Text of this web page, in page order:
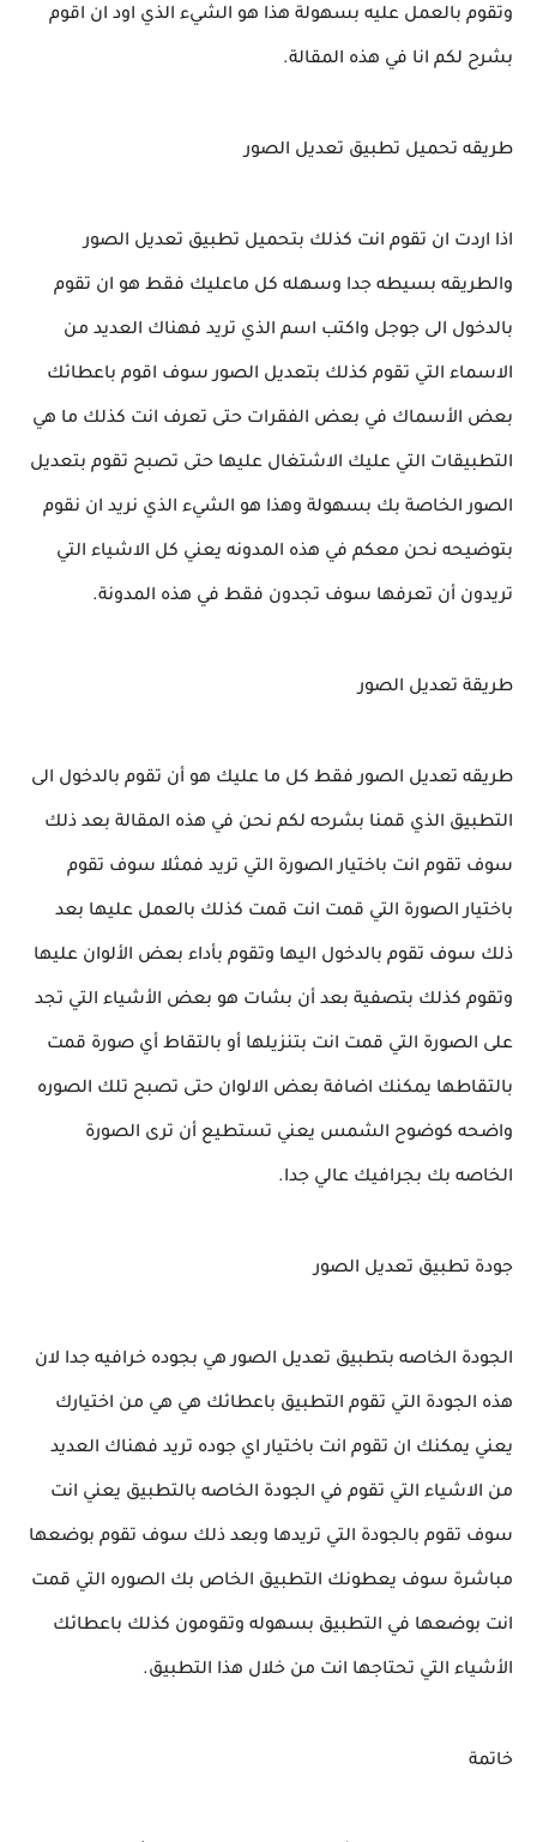
وتقوم بالعمل عليه بسهولة هذا هو الشيء الذي اود ان اقوم
بشرح لكم انا في هذه المقالة.
طريقه تحميل تطبيق تعديل الصور
اذا اردت ان تقوم انت كذلك بتحميل تطبيق تعديل الصور
والطريقه بسيطه جدا وسهله كل ماعليك فقط هو ان تقوم
بالدخول الى جوجل واكتب اسم الذي تريد فهناك العديد من
الاسماء التي تقوم كذلك بتعديل الصور سوف اقوم باعطائك
بعض الأسماك في بعض الفقرات حتى تعرف انت كذلك ما هي
التطبيقات التي عليك الاشتغال عليها حتى تصبح تقوم بتعديل
الصور الخاصة بك بسهولة وهذا هو الشيء الذي نريد ان نقوم
بتوضيحه نحن معكم في هذه المدونه يعني كل الاشياء التي
تريدون أن تعرفها سوف تجدون فقط في هذه المدونة.
طريقة تعديل الصور
طريقه تعديل الصور فقط كل ما عليك هو أن تقوم بالدخول الى
التطبيق الذي قمنا بشرحه لكم نحن في هذه المقالة بعد ذلك
سوف تقوم انت باختيار الصورة التي تريد فمثلا سوف تقوم
باختيار الصورة التي قمت انت قمت كذلك بالعمل عليها بعد
ذلك سوف تقوم بالدخول اليها وتقوم بأداء بعض الألوان عليها
وتقوم كذلك بتصفية بعد أن بشات هو بعض الأشياء التي تجد
على الصورة التي قمت انت بتنزيلها أو بالتقاط أي صورة قمت
بالتقاطها يمكنك اضافة بعض الالوان حتى تصبح تلك الصوره
واضحه كوضوح الشمس يعني تستطيع أن ترى الصورة
الخاصه بك بجرافيك عالي جدا.
جودة تطبيق تعديل الصور
الجودة الخاصه بتطبيق تعديل الصور هي بجوده خرافيه جدا لان
هذه الجودة التي تقوم التطبيق باعطائك هي هي من اختيارك
يعني يمكنك ان تقوم انت باختيار اي جوده تريد فهناك العديد
من الاشياء التي تقوم في الجودة الخاصه بالتطبيق يعني انت
سوف تقوم بالجودة التي تريدها وبعد ذلك سوف تقوم بوضعها
مباشرة سوف يعطونك التطبيق الخاص بك الصوره التي قمت
انت بوضعها في التطبيق بسهوله وتقومون كذلك باعطائك
الأشياء التي تحتاجها انت من خلال هذا التطبيق.
خاتمة